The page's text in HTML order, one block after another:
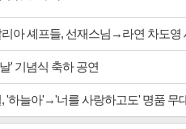
아 셰프들, 선재스님→라연 차도영
' 기념식 축하 공연
'하늘아'→'너를 사랑하고도' 명품 무